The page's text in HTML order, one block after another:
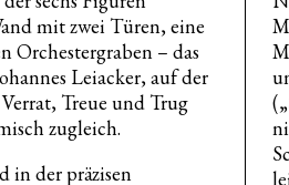
mit zwei Türen, eine
Orchestergraben – das
Leiacker, auf der
Treue und Trug
zugleich.
in der präzisen